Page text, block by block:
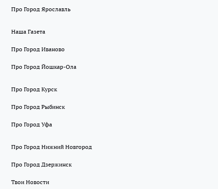
Про Город Ярославль
Наша Газета
Про Город Иваново
Про Город Йошкар-Ола
Про Город Курск
Про Город Рыбинск
Про Город Уфа
Про Город Нижний Новгород
Про Город Дзержинск
Твои Новости